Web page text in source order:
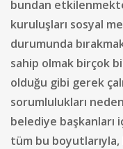
bundan
kuruluşları sosyal
durumunda
sahip olmak birçok
olduğu gibi gerek
sorumlulukları
belediye başkanları
tüm bu